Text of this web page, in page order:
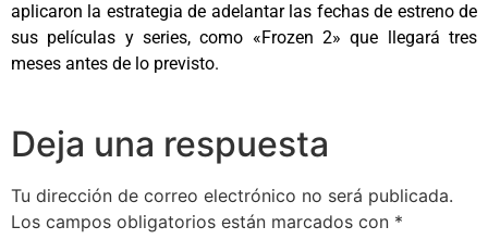
aplicaron la estrategia de adelantar las fechas de estreno de
sus películas y series, como «Frozen 2» que llegará tres
meses antes de lo previsto.
Deja una respuesta
Tu dirección de correo electrónico no será publicada.
Los campos obligatorios están marcados con *